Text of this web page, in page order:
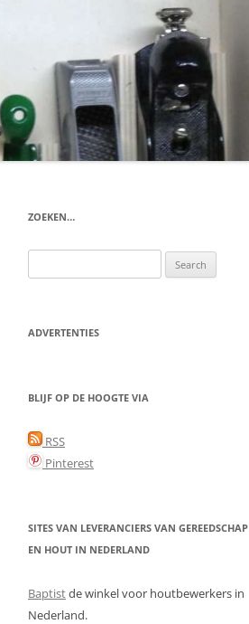
ZOEKEN…
for:
ADVERTENTIES
BLIJF OP DE HOOGTE VIA
RSS
Pinterest
SITES VAN LEVERANCIERS VAN GEREEDSCHAP
EN HOUT IN NEDERLAND
Baptistde winkel voor houtbewerkers in
Nederland.